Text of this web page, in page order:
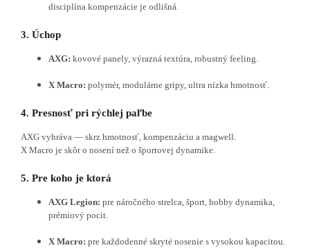
disciplína kompenzácie je odlišná.
3. Úchop
AXG: kovové panely, výrazná textúra, robustný feeling.
X Macro: polymér, modulárne gripy, ultra nízka hmotnosť.
4. Presnosť pri rýchlej paľbe
AXG vyhráva — skrz hmotnosť, kompenzáciu a magwell.
X Macro je skôr o nosení než o športovej dynamike.
5. Pre koho je ktorá
AXG Legion: pre náročného strelca, šport, hobby dynamika,
prémiový pocit.
X Macro: pre každodenné skryté nosenie s vysokou kapacitou.